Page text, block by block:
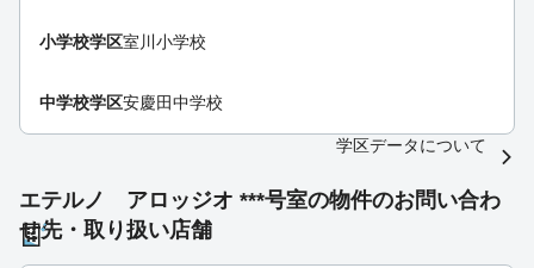
小学校学区室川小学校
中学校学区安慶田中学校
学区データについて
エテルノ アロッジオ ***号室の物件のお問い合わ
せ先・取り扱い店舗